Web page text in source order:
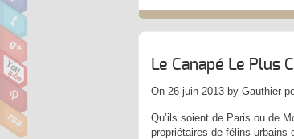
Le Canapé Le Plus
On 26 juin 2013 by Gauthier
Qu’ils soient de Paris ou de
propriétaires de félins urbains